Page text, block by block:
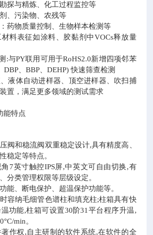
探与精炼、化工过程监控等
、污染物、农残等
药物质量控制、生物样本检测等
料表征如涂料、胶黏剂中VOCs释放量
:与PY联用可用于RoHS2.0新增四项邻苯
DBP、BBP、DEHP) 快速筛查检测
液体自动进样器、顶空进样器、吹扫捕
置，满足更多领域的测试需求
能特点
阀和稳流阀双重稳定设计,具有精度高、
稳定等特点。
7英寸触控IPS屏,中英文可自由切换,有
分类管理权限等层级设定。
能、断电保护、超温保护功能等。
容纳毛细管色谱柱和填充柱;柱箱具有快
功能,柱箱可设置30阶31平台程序升温,
min。
作权,自主研制的软件系统,在软件的全